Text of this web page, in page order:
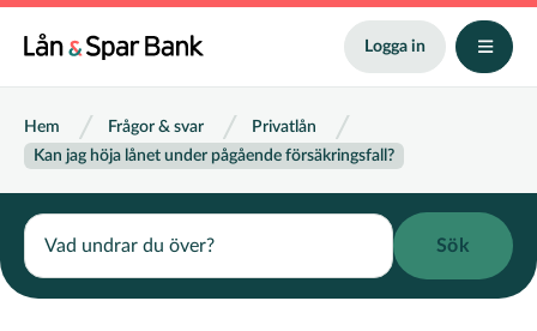
Hoppa
Logga in
Länkstig
Hem Frågor & svar
Privatlån
Kan jag höja lånet under pågående försäkringsfall?
Search